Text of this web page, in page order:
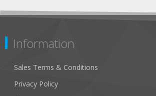
Information
Sales Terms & Conditions
Privacy Policy